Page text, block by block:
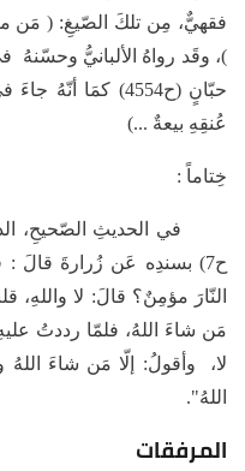
فقهيٌّ، مِن تلكَ الصّيغِ: ( مَن
)، وقَد رواهُ الألبانيُّ
حبّانٍ (ح4554)
عُنقِهِ بيعةٌ ...)
خِتاماً :
ح7) بسندِه عَن زُرارةَ قالَ
النّارَ مؤمِنٌ؟ قالَ: لا واللهِ،
مَن شاءَ اللهُ، فلمّا رددتُ
لا، وأقولُ: إلّا مَن شاءَ اللهُ
اللهُ".
المرفقات